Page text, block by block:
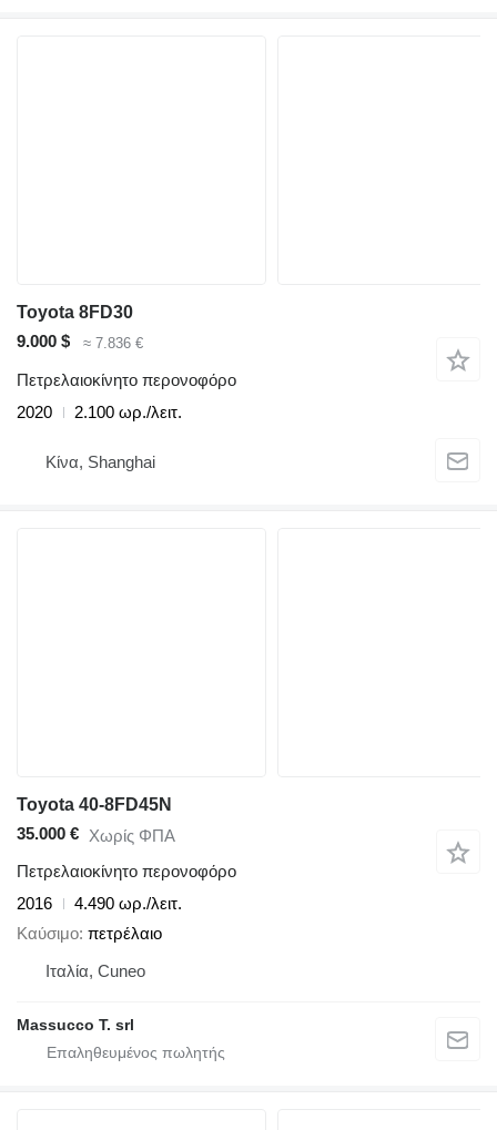
Toyota 8FD30
9.000 $
≈ 7.836 €
Πετρελαιοκίνητο περονοφόρο
2020
2.100 ωρ./λειτ.
Κίνα, Shanghai
Toyota 40-8FD45N
35.000 € Χωρίς ΦΠΑ
Πετρελαιοκίνητο περονοφόρο
2016
4.490 ωρ./λειτ.
Καύσιμο πετρέλαιο
Ιταλία, Cuneo
Massucco T. srl